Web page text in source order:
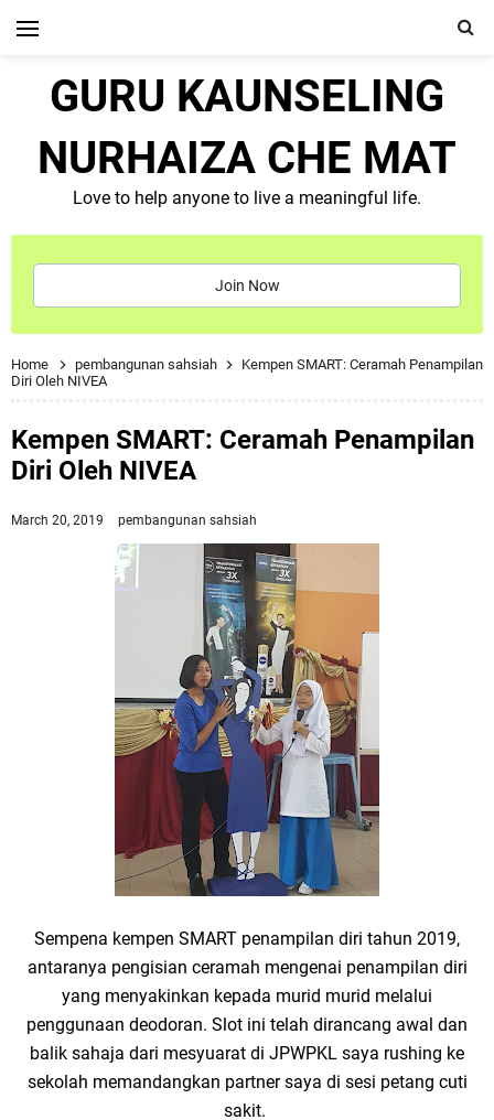
GURU KAUNSELING
NURHAIZA CHE MAT
Love to help anyone to live a meaningful life.
Join Now
Home pembangunan sahsiah
Kempen SMART: Ceramah Penampilan
Diri Oleh NIVEA
Kempen SMART: Ceramah Penampilan
Diri Oleh NIVEA
March 20, 2019 pembangunan sahsiah
Sempena kempen SMART penampilan diri tahun 2019,
antaranya pengisian ceramah mengenai penampilan diri
yang menyakinkan kepada murid murid melalui
penggunaan deodoran. Slot ini telah dirancang awal dan
balik sahaja dari mesyuarat di JPWPKL saya rushing ke
sekolah memandangkan partner saya di sesi petang cuti
sakit.